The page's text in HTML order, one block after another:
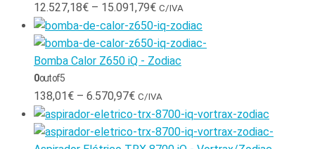
12.527,18€ – 15.091,79€ C/IVA
Bomba Calor Z650 iQ - Zodiac
0out of 5
138,01 € – 6.570,97€ C/IVA